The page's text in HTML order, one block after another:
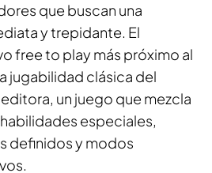
que buscan una
y trepidante. El
free to play más próximo al
jugabilidad clásica del
un juego que mezcla
especiales,
definidos y modos